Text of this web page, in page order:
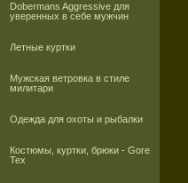
Dobermans Aggressive для
уверенных в себе мужчин
Летные куртки
Мужская ветровка в стиле
милитари
Одежда для охоты и рыбалки
Костюмы, куртки, брюки - Gore
Tex